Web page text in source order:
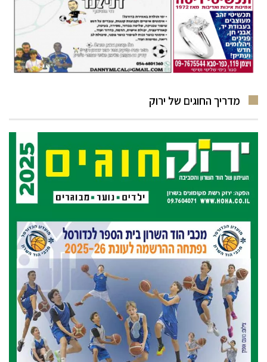
מדריך החוגים של ירוק